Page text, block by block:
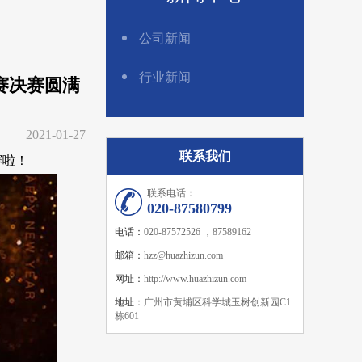
决赛圆满
2021-01-27
！
公司新闻
行业新闻
联系我们
联系电话：
020-87580799
电话： 020-87572526 ，87589162
邮箱： hzz@huazhizun.com
网址： http://www.huazhizun.com
地址： 广州市黄埔区科学城玉树创新园C1
栋601